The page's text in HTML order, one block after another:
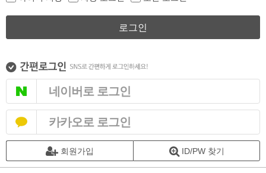
로그인
네이버로 로그인
카카오로 로그인
회원가입 ID/PW 찾기